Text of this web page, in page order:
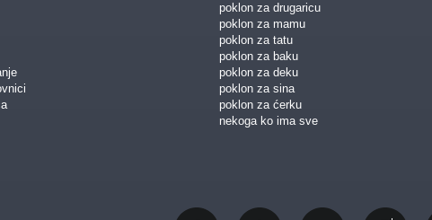
poklon za drugaricu
poklon za mamu
poklon za tatu
poklon za baku
poklon za deku
poklon za sina
poklon za ćerku
nekoga ko ima sve